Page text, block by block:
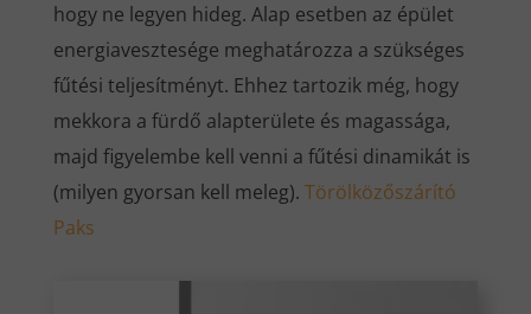
hogy ne legyen hideg. Alap esetben az épület
energiavesztesége meghatározza a szükséges
fűtési teljesítményt. Ehhez tartozik még, hogy
mekkora a fürdő alapterülete és magassága,
majd figyelembe kell venni a fűtési dinamikát is
(milyen gyorsan kell meleg). Törölközőszárító
Paks